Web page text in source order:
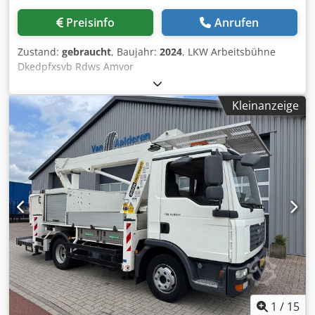
please contact us. In case you have doubts please call us
so we can verify the invoice and/or payment. Bank details:
Rabobank Laan van Limburg 2 4701BP Roosendaal IBAN:
NL 89 RABO EORI/BTW/TAX: NL857401B(01) BIC/SWIFT:
RABONL2U
Preisinfo Anrufen
Zustand: gebraucht, Baujahr: 2024, LKW Arbeitsbühne
Dkedpfxsvb Rdws Amvor
Kleinanzeige
1 / 15